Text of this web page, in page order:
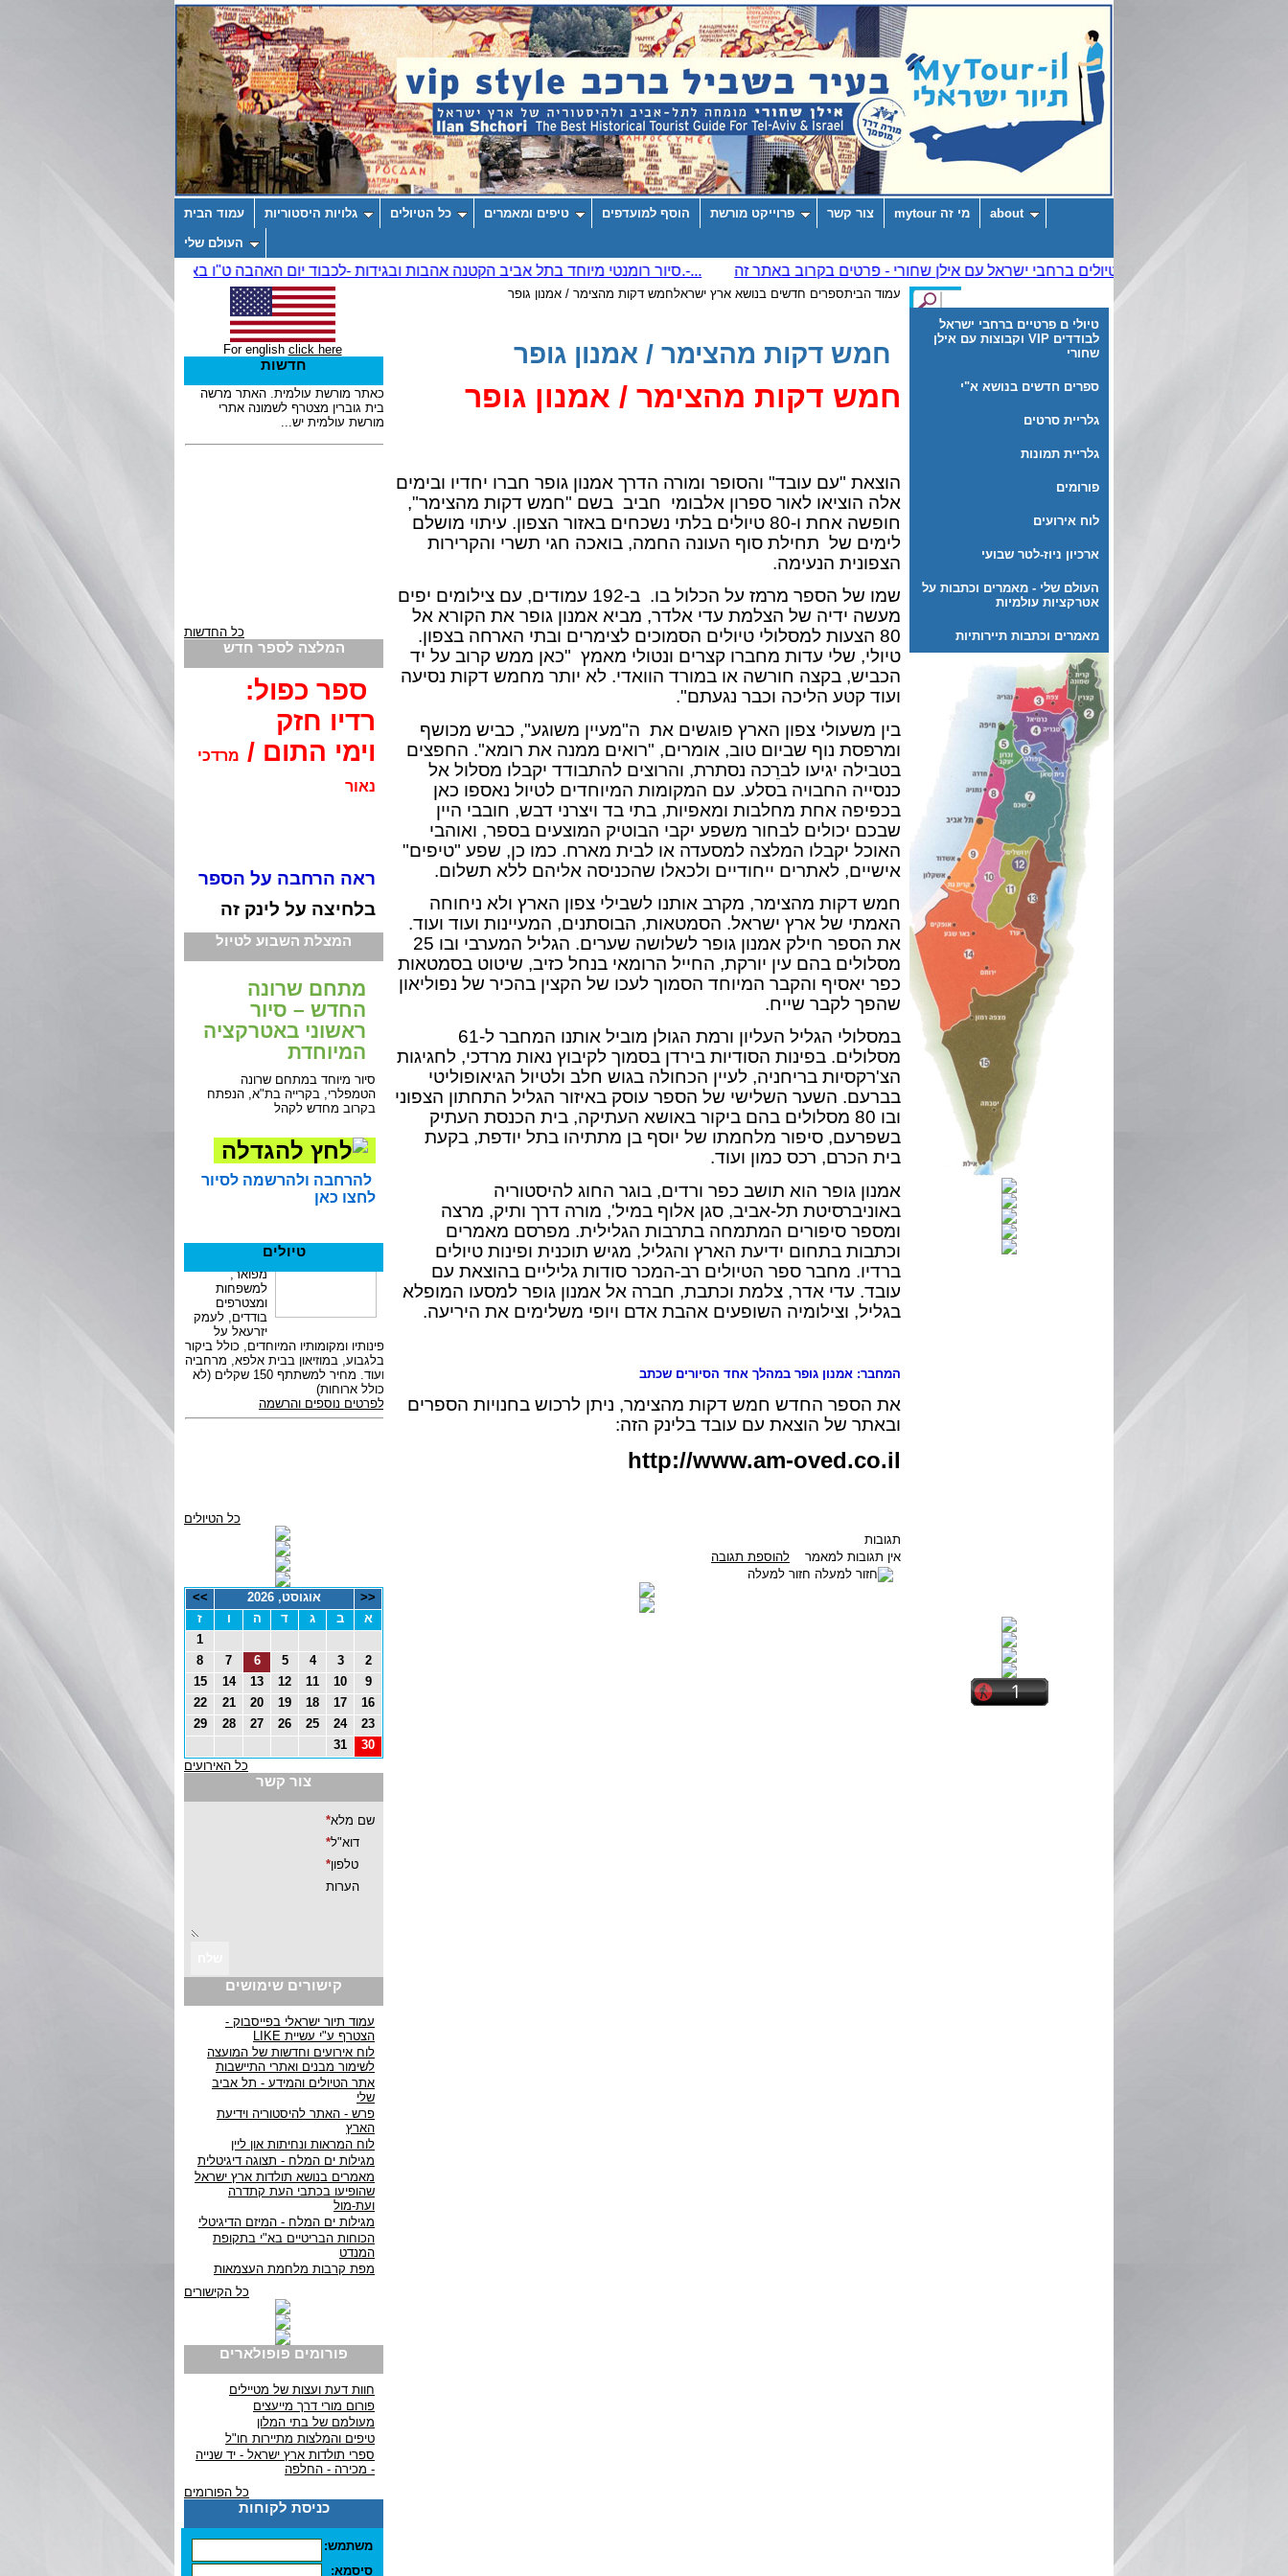
עמוד הבית גלויות היסטוריות כל הטיולים טיפים ומאמרים הוסף למועדפים פרוייקט מורשת צור קשר מי זה mytour about
העולם שלי
טיולי ם פרטיים ברחבי ישראל
לבודדים VIP וקבוצות עם אילן
שחורי
ספרים חדשים בנושא א"י
גלריית סרטים
גלריית תמונות
פורומים
לוח אירועים
ארכיון ניוז-לטר שבועי
העולם שלי - מאמרים וכתבות על
אטרקציות עולמיות
מאמרים וכתבות תיירותיות
עמוד הביתספרים חדשים בנושא ארץ ישראלחמש דקות מהצימר / אמנון גופר
חמש דקות מהצימר / אמנון גופר
חמש דקות מהצימר / אמנון גופר
הוצאת "עם עובד" והסופר ומורה הדרך אמנון גופר חברו יחדיו ובימים
אלה הוציאו לאור ספרון אלבומי
חביב בשם "חמש דקות מהצימר",
חופשה אחת ו-80 טיולים בלתי נשכחים באזור הצפון. עיתוי מושלם
לימים של תחילת סוף העונה החמה, בואכה חגי תשרי והקרירות
הצפונית הנעימה.
שמו של הספר מרמז על הכלול בו.
ב-192 עמודים, עם צילומים יפים
מעשה ידיה של הצלמת עדי אלדר, מביא אמנון גופר את הקורא אל
80 הצעות למסלולי טיולים הסמוכים לצימרים ובתי הארחה בצפון.
טיולי, שלי עדות מחברו קצרים ונטולי מאמץ "כאן ממש קרוב על יד
הכביש, בקצה חורשה או במורד הוואדי. לא יותר מחמש דקות נסיעה
ועוד קטע הליכה וכבר נגעתם".
בין משעולי צפון הארץ פוגשים את ה"מעיין משוגע", כביש מכושף
ומרפסת נוף שביום טוב, אומרים, "רואים ממנה את רומא". החפצים
בטבילה יגיעו לברֵכה נסתרת, והרוצים להתבודד יקבלו מסלול אל
כנסייה החבויה בסלע. עם המקומות המיוחדים לטיול נאספו כאן
בכפיפה אחת מחלבות ומאפיות, בתי בד ויצרני דבש, חובבי היין
שבכם יכולים לבחור משפע יקבי הבוטיק המוצעים בספר, ואוהבי
האוכל יקבלו המלצה למסעדה או לבית מארח. כמו כן, שפע "טיפים"
אישיים, לאתרים ייחודיים ולכאלו שהכניסה אליהם ללא תשלום.
חמש דקות מהצימר, מקרב אותנו לשבילי צפון הארץ ולא ניחוחה
האמתי של ארץ ישראל. הסמטאות, הבוסתנים, המעיינות ועוד ועוד.
את הספר חילק אמנון גופר לשלושה שערים. הגליל המערבי ובו 25
מסלולים בהם עין יורקת, החייל הרומאי בנחל כזיב, שיטוט בסמטאות
כפר יאסיף והקבר המיוחד הסמוך לעכו של הקצין בהכיר של נפוליאון
שהפך לקבר שייח.
במסלולי הגליל העליון ורמת הגולן מוביל אותנו המחבר ל-61
מסלולים. בפינות הסודיות בירדן בסמוך לקיבוץ נאות מרדכי, לחגיגות
הצ'רקסיות בריחניה, לעיין הכחולה בגוש חלב ולטיול הגיאופוליטי
בברעם. השער השלישי של הספר עוסק באיזור הגליל התחתון הצפוני
ובו 80 מסלולים בהם ביקור באושא העתיקה, בית הכנסת העתיק
בשפרעם, סיפור מלחמתו של יוסף בן מתתיהו בתל יודפת, בקעת
בית הכרם, רכס כמון ועוד.
אמנון גופר הוא תושב כפר ורדים, בוגר החוג להיסטוריה
באוניברסיטת תל-אביב, סגן אלוף במיל', מורה דרך ותיק, מרצה
ומספר סיפורים המתמחה בתרבות הגלילית. מפרסם מאמרים
וכתבות בתחום ידיעת הארץ והגליל, מגיש תוכנית ופינות טיולים
ברדיו. מחבר ספר הטיולים רב-המכר סודות גליליים בהוצאת עם
עובד. עדי אדר, צלמת וכתבת, חברה אל אמנון גופר למסעו המופלא
בגליל, וצילומיה השופעים אהבת אדם ויופי משלימים את היריעה.
המחבר: אמנון גופר במהלך אחד הסיורים שכתב
את הספר החדש חמש דקות מהצימר, ניתן לרכוש בחנויות הספרים
ובאתר של הוצאת עם עובד בלינק הזה:
http://www.am-oved.co.il
תגובות
אין תגובות למאמר להוספת תגובה
חזור למעלה
For english click here
חדשות
כל החדשות
המלצה לספר חדש
ספר כפול:
רדיו חזק
וימי התום / מרדכי
נאור
ראה הרחבה על הספר
בלחיצה על לינק זה
המצלת השבוע לטיול
מתחם שרונה
החדש – סיור
ראשוני באטרקציה
המיוחדת
סיור מיוחד במתחם שרונה
הטמפלרי, בקרייה בת"א, הנפתח
בקרוב מחדש לקהל
להרחבה ולהרשמה לסיור
לחצו כאן
טיולים
כל הטיולים
<< אוגוסט, 2026
>>
א
ב ג ד ה ו
ז
1
2
3
4
5
6
7
8
9
10
11
12
13
14
15
16
17
18
19
20
21
22
23
24
25
26
27
28
29
30
31
כל האירועים
צור קשר
קישורים שימושים
עמוד תיור ישראלי בפייסבוק -
הצטרף ע"י עשיית LIKE
לוח אירועים וחדשות של המועצה
לשימור מבנים ואתרי התיישבות
אתר הטיולים והמידע - תל אביב
שלי
פרש - האתר להיסטוריה וידיעת
הארץ
לוח המראות ונחיתות און ליין
מגילות ים המלח - תצוגה דיגיטלית
מאמרים בנושא תולדות ארץ ישראל
שהופיעו בכתבי העת קתדרה
ועת-מול
מגילות ים המלח - המיזם הדיגיטלי
הכוחות הבריטיים בא"י בתקופת
המנדט
מפת קרבות מלחמת העצמאות
כל הקישורים
פורומים פופולארים
חוות דעת ועצות של מטיילים
פורום מורי דרך מייעצים
מעולמם של בתי המלון
טיפים והמלצות מתיירות חו"ל
ספרי תולדות ארץ ישראל - יד שנייה
- מכירה - החלפה
כל הפורומים
כניסת לקוחות
משתמש:
סיסמא: